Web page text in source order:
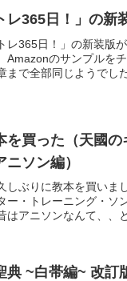
レ365日！」の新
レ365日！」の新装版
Amazonのサンプルを
まで全部同じようでし
を買った（天國
ソン編）
しぶりに教本を買いま
ー・トレーニング・
はアニソンなんて、、
典 ~白帯編~ 改訂